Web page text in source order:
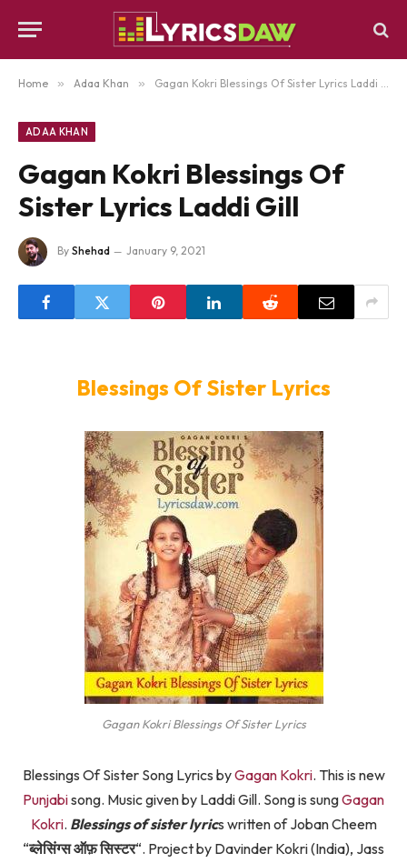
Home » Adaa Khan » Gagan Kokri Blessings Of Sister Lyrics Laddi Gill
ADAA KHAN
Gagan Kokri Blessings Of
Sister Lyrics Laddi Gill
By Shehad January 9, 2021
Blessings Of Sister Lyrics
Gagan Kokri Blessings Of Sister Lyrics
Blessings Of Sister Song Lyrics byGagan Kokri. This is new
Punjabisong. Music given by Laddi Gill. Song is sungGagan
Kokri. Blessings of sister lyrics written of Joban Cheem
“ब्लेसिंग्स ऑफ़ सिस्टर“. Project by Davinder Kokri (India), Jass